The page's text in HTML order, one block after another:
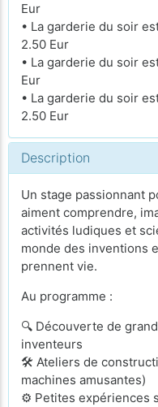
Eur
• La garderie du soir
2.50 Eur
• La garderie du soir
Eur
• La garderie du soir
2.50 Eur
Description
Un stage passionnant
aiment comprendre,
activités ludiques et
monde des inventions
prennent vie.
Au programme :
🔍 Découverte de
inventeurs
🛠️ Ateliers de
machines amusantes)
⚙️ Petites expériences